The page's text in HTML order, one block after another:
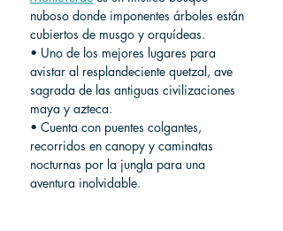
nuboso donde imponentes árboles están
cubiertos de musgo y orquídeas.
• Uno de los mejores lugares para
avistar al resplandeciente quetzal, ave
sagrada de las antiguas civilizaciones
maya y azteca.
• Cuenta con puentes colgantes,
recorridos en canopy y caminatas
nocturnas por la jungla para una
aventura inolvidable.